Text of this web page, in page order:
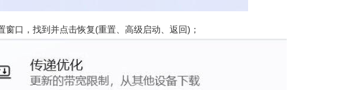
窗口，找到并点击恢复(重置、高级启动、返回)；